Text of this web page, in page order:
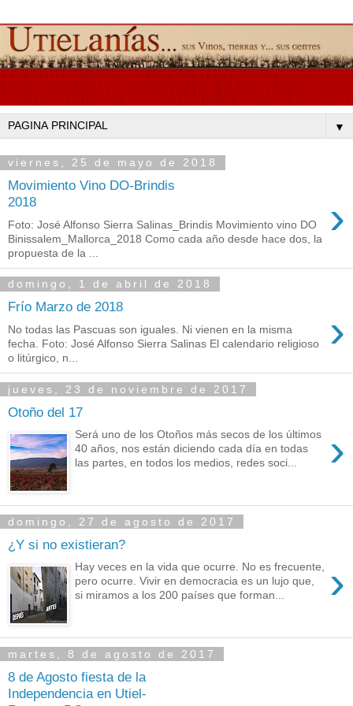
▼
viernes, 25 de mayo de 2018
Movimiento Vino DO-Brindis
2018
›
Foto: José Alfonso Sierra Salinas_Brindis Movimiento vino DO
Binissalem_Mallorca_2018 Como cada año desde hace dos, la
propuesta de la ...
domingo, 1 de abril de 2018
Frío Marzo de 2018 ›
No todas las Pascuas son iguales. Ni vienen en la misma
fecha. Foto: José Alfonso Sierra Salinas El calendario religioso
o litúrgico, n...
jueves, 23 de noviembre de 2017
Otoño del 17
›
Será uno de los Otoños más secos de los últimos
40 años, nos están diciendo cada día en todas
las partes, en todos los medios, redes soci...
domingo, 27 de agosto de 2017
¿Y si no existieran?
›
Hay veces en la vida que ocurre. No es frecuente,
pero ocurre. Vivir en democracia es un lujo que,
si miramos a los 200 países que forman...
martes, 8 de agosto de 2017
8 de Agosto fiesta de la
Independencia en Utiel-